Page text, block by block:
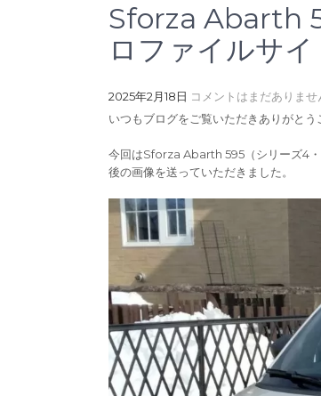
Sforza Abarth
ロファイルサ
2025年2月18日 コメントはまだありませ
いつもブログをご覧いただきありがとう
今回はSforza Abarth 595（シリーズ4
後の画像を送っていただきました。